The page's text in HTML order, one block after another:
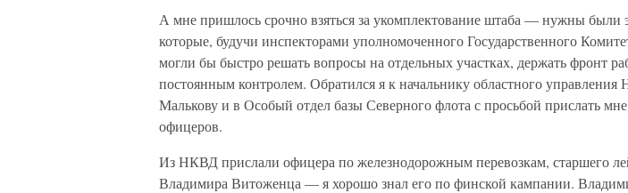
А мне пришлось срочно взяться за укомплектование штаба — нужны были
которые, будучи инспекторами уполномоченного Государственного
могли бы быстро решать вопросы на отдельных участках, держать фронт
постоянным контролем. Обратился я к начальнику областного
Малькову и в Особый отдел базы Северного флота с просьбой прислать
офицеров.
Из НКВД прислали офицера по железнодорожным перевозкам, старшего
Владимира Витоженца — я хорошо знал его по финской кампании.